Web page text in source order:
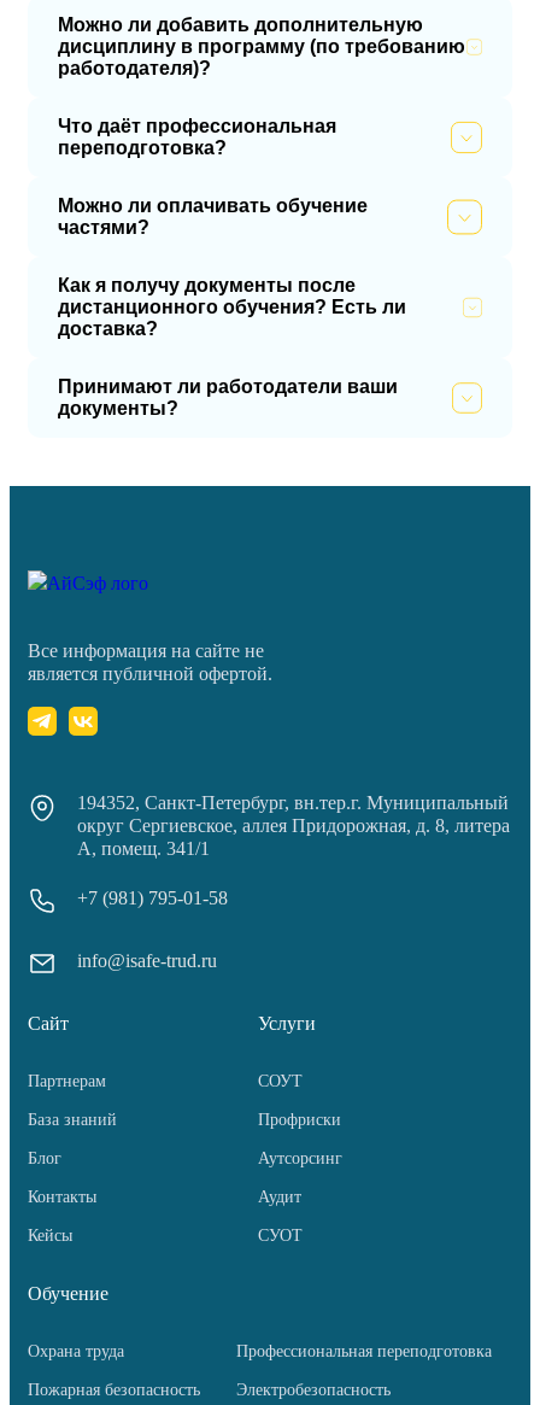
Можно ли добавить дополнительную
дисциплину в программу (по требованию
работодателя)?
Что даёт профессиональная
переподготовка?
Можно ли оплачивать обучение
частями?
Как я получу документы после
дистанционного обучения? Есть ли
доставка?
Принимают ли работодатели ваши
документы?
Все информация на сайте не
является публичной офертой.
194352, Санкт-Петербург, вн.тер.г. Муниципальный
округ Сергиевское, аллея Придорожная, д. 8, литера
А, помещ. 341/1
+7 (981) 795-01-58
info@isafe-trud.ru
Сайт
Партнерам
База знаний
Блог
Контакты
Кейсы
Услуги
СОУТ
Профриски
Аутсорсинг
Аудит
СУОТ
Обучение
Охрана труда Профессиональная переподготовка
Пожарная безопасность Электробезопасность